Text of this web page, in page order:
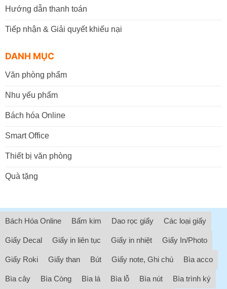
Hướng dẫn thanh toán
Tiếp nhận & Giải quyết khiếu nại
DANH MỤC
Văn phòng phẩm
Nhu yếu phẩm
Bách hóa Online
Smart Office
Thiết bị văn phòng
Quà tặng
Bách Hóa Online Bấm kim Dao rọc giấy Các loại giấy
Giấy Decal Giấy in liên tục Giấy in nhiệt Giấy In/Photo
Giấy Roki Giấy than Bút Giấy note, Ghi chú Bìa acco
Bìa cây Bìa Còng Bìa lá Bìa lỗ Bìa nút Bìa trình ký